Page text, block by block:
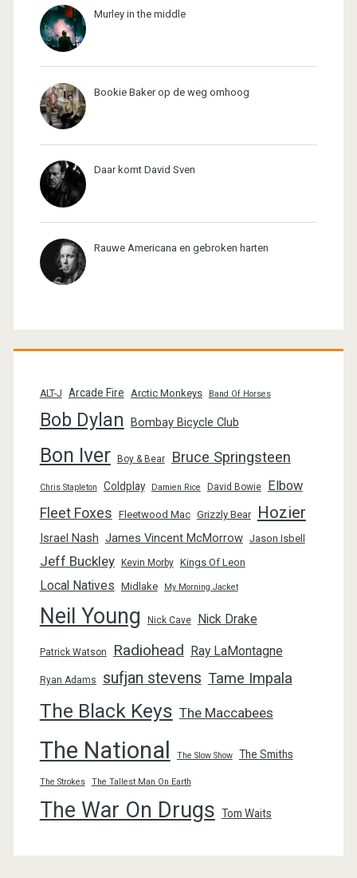
Murley in the middle
Bookie Baker op de weg omhoog
Daar komt David Sven
Rauwe Americana en gebroken harten
ALT-J Arcade Fire Arctic Monkeys Band Of Horses
Bob Dylan Bombay Bicycle Club
Bon Iver Boy & Bear Bruce Springsteen
Chris Stapleton Coldplay Damien Rice David Bowie Elbow
Fleet Foxes Fleetwood Mac Grizzly Bear Hozier
Israel Nash James Vincent McMorrow Jason Isbell
Jeff Buckley Kevin Morby Kings Of Leon
Local Natives Midlake My Morning Jacket
Neil Young Nick Cave Nick Drake
Patrick Watson Radiohead Ray LaMontagne
Ryan Adams sufjan stevens Tame Impala
The Black Keys The Maccabees
The National The Slow Show The Smiths
The Strokes The Tallest Man On Earth
The War On Drugs Tom Waits